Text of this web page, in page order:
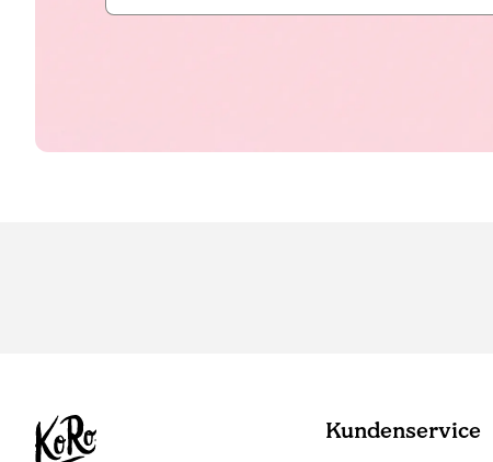
Kundenservice